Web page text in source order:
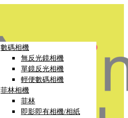
數碼相機
無反光鏡相機
單鏡反光相機
輕便數碼相機
菲林相機
菲林
即影即有相機/相紙